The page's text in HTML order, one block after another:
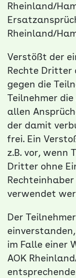
Rheinland/
Rheinland/
Verstößt der
Rechte Dritter
gegen die
Teilnehmer
allen
der damit
frei. Ein
z.B. vor, wenn
Dritter ohne
verwendet
Der
im Falle einer
AOK